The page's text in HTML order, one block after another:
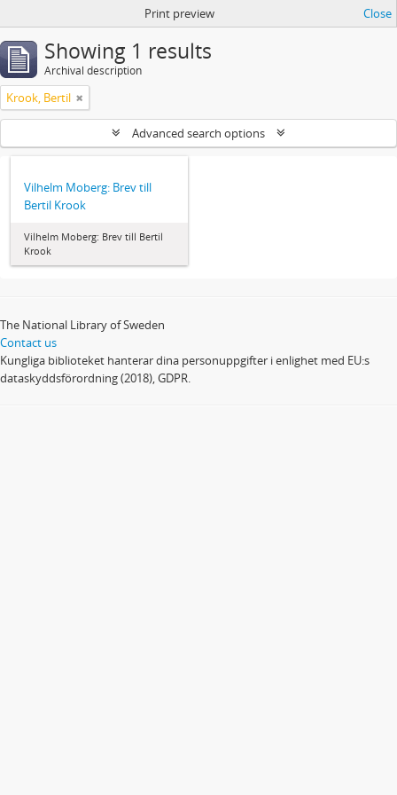
Print preview Close
Showing 1 results
Archival description
Krook, Bertil
Advanced search options
Vilhelm Moberg: Brev till
Bertil Krook
Vilhelm Moberg: Brev till Bertil
Krook
The National Library of Sweden
Contact us
Kungliga biblioteket hanterar dina personuppgifter i enlighet med EU:s
dataskyddsförordning (2018), GDPR.